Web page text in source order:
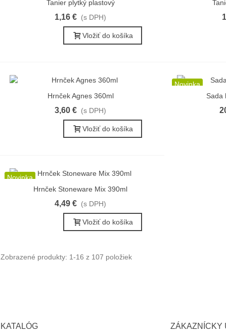
Rýchly náhľad
Tanier plytký plastový
1,16 € (s DPH)
Vložiť do košíka
Rýchly náhľad
Hrnček Agnes 360ml
3,60 € (s DPH)
Vložiť do košíka
Novinka
Sada
Novinka
Rýchly náhľad
Hrnček Stoneware Mix 390ml
4,49 € (s DPH)
Vložiť do košíka
Zobrazené produkty: 1-16 z 107 položiek
KATALÓG ZÁKAZNÍCKY